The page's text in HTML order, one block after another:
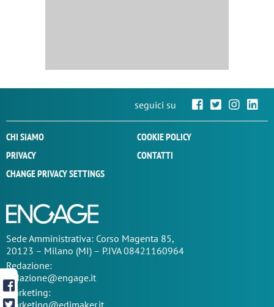
seguici su
CHI SIAMO
COOKIE POLICY
PRIVACY
CONTATTI
CHANGE PRIVACY SETTINGS
SedeAmministrativa: Corso Magenta 85,
20123 – Milano (MI) – P.IVA 08421160964
Redazione:
redazione@engage.it
Marketing: